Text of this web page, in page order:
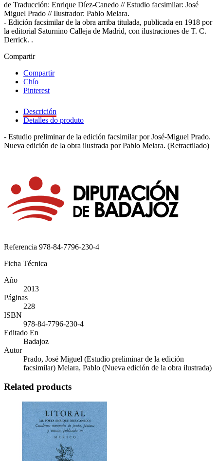
de Traducción: Enrique Díez-Canedo // Estudio facsimilar: José
Miguel Prado // Ilustrador: Pablo Melara.
- Edición facsimilar de la obra arriba titulada, publicada en 1918 por
la editorial Saturnino Calleja de Madrid, con ilustraciones de T. C.
Derrick. .
Compartir
Compartir
Chío
Pinterest
Descrición
Detalles do produto
- Estudio preliminar de la edición facsimilar por José-Miguel Prado.
Nueva edición de la obra ilustrada por Pablo Melara. (Retractilado)
Referencia 978-84-7796-230-4
Ficha Técnica
Año
2013
Páginas
228
ISBN
978-84-7796-230-4
Editado En
Badajoz
Autor
Prado, José Miguel (Estudio preliminar de la edición
facsimilar) Melara, Pablo (Nueva edición de la obra ilustrada)
Related products